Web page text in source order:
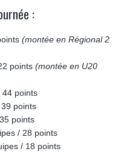
:
(montée en Régional 2
points (montée en U20
points
points
points
/ 28 points
/ 18 points